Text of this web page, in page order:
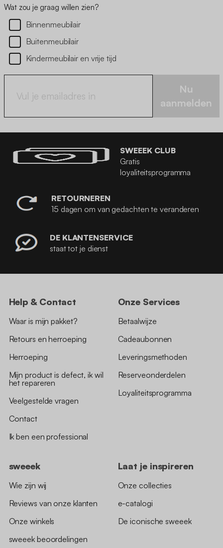
Wat zou je graag willen zien?
Binnenmeubilair
Buitenmeubilair
Kindermeubilair en vrije tijd
Nu
aanmelden
SWEEEK CLUB
Gratis
loyaliteitsprogramma
RETOURNEREN
15 dagen om van gedachten te veranderen
DE KLANTENSERVICE
staat tot je dienst
Help & Contact
Waar is mijn pakket?
Retours en herroeping
Herroeping
Mijn product is defect, ik wil
het repareren
Veelgestelde vragen
Contact
Ik ben een professional
Onze Services
Betaalwijze
Cadeaubonnen
Leveringsmethoden
Reserveonderdelen
Loyaliteitsprogramma
sweeek
Wie zijn wij
Reviews van onze klanten
Onze winkels
sweeek beoordelingen
Laat je inspireren
Onze collecties
e-catalogi
De iconische sweeek